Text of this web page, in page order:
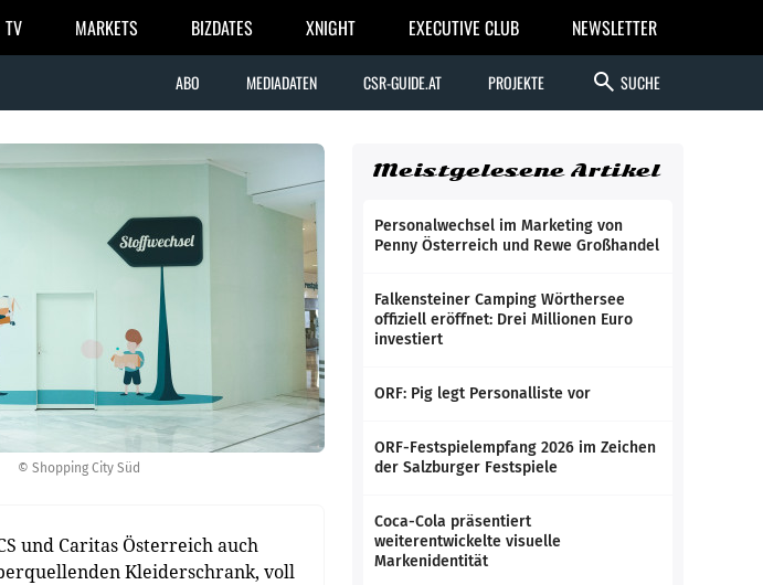
TV MARKETS BIZDATES XNIGHT EXECUTIVE CLUB NEWSLETTER
ABO MEDIADATEN CSR-GUIDE.AT PROJEKTE search SUCHE
© Shopping City Süd
und Caritas Österreich auch
Kleiderschrank, voll
Meistgelesene Artikel
Personalwechsel im Marketing von
Penny Österreich und Rewe Großhandel
Falkensteiner Camping Wörthersee
offiziell eröffnet: Drei Millionen Euro
investiert
ORF: Pig legt Personalliste vor
ORF-Festspielempfang 2026 im Zeichen
der Salzburger Festspiele
Coca-Cola präsentiert
weiterentwickelte visuelle
Markenidentität